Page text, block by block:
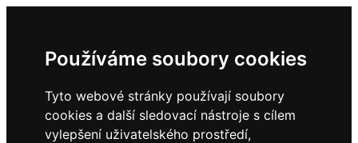
Používáme soubory cookies
Tyto webové stránky používají soubory
cookies a další sledovací nástroje s cílem
vylepšení uživatelského prostředí,